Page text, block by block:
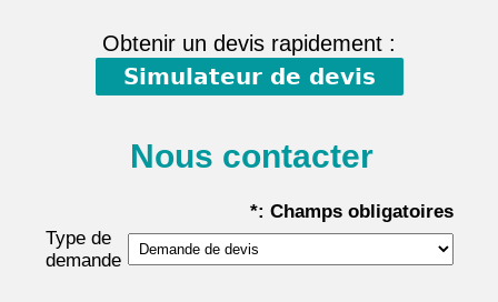
Obtenir un devis rapidement :
Simulateur de devis
Nous contacter
*: Champs obligatoires
Type de
demande